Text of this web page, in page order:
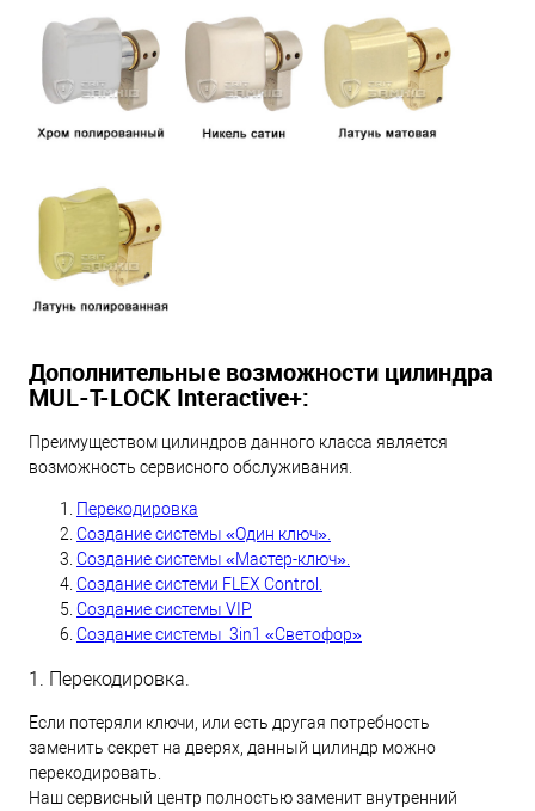
Дополнительные возможности цилиндра
MUL-T-LOCK Interactive+:
Преимуществом цилиндров данного класса является
возможность сервисного обслуживания.
Перекодировка
Создание системы «Один ключ».
Создание системы «Мастер-ключ».
Создание системи FLEX Control.
Создание системы VIP
Создание системы 3in1 «Светофор»
1. Перекодировка.
Если потеряли ключи, или есть другая потребность
заменить секрет на дверях, данный цилиндр можно
перекодировать.
Наш сервисный центр полностью заменит внутренний